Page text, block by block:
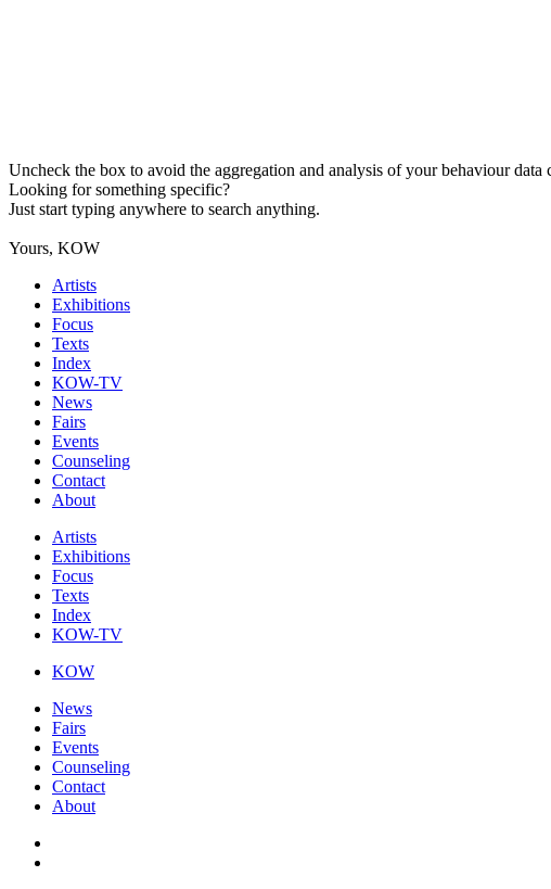
Uncheck the box to avoid the aggregation and analysis of your behaviour data
Looking for something specific?
Just start typing anywhere to search anything.
Yours, KOW
Artists
Exhibitions
Focus
Texts
Index
KOW-TV
News
Fairs
Events
Counseling
Contact
About
Artists
Exhibitions
Focus
Texts
Index
KOW-TV
KOW
News
Fairs
Events
Counseling
Contact
About